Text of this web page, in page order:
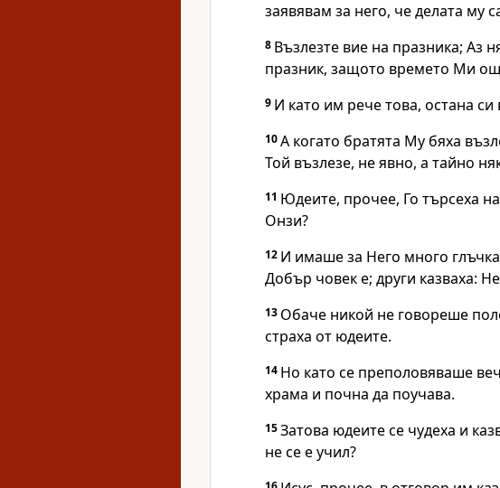
заявявам за него, че делата му
8 Възлезте вие на празника; Аз
празник, защото времето Ми
9 И като им рече това, остана си
10А когато братята Му бяха
Той възлезе, не явно, а тайно
11 Юдеите, прочее, Го търсеха
Онзи?
12 И имаше за Него много
Добър човек е; други казваха:
13 Обаче никой не говореше
страха от юдеите.
14 Но като се преполовяваше
храма и почна да поучава.
15Затова юдеите се чудеха и
не се е учил?